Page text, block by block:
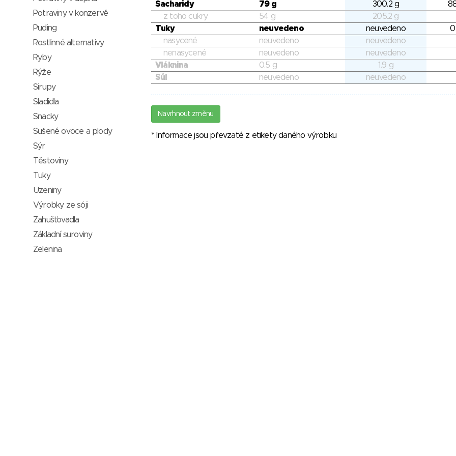
Sacharidy
79 g 300.2 g
z toho cukry
54 g
205.2 g
Tuky
neuvedeno neuvedeno
0
nasycené
neuvedeno
neuvedeno
nenasycené
neuvedeno
neuvedeno
Vláknina
0.5 g
1.9 g
Sůl
neuvedeno neuvedeno
Navrhnout změnu
* Informace jsou převzaté z etikety daného výrobku
Potraviny v konzervě
Puding
Rostlinné alternativy
Ryby
Rýže
Sirupy
Sladidla
Snacky
Sušené ovoce a plody
Sýr
Těstoviny
Tuky
Uzeniny
Výrobky ze sóji
Zahušťovadla
Základní suroviny
Zelenina